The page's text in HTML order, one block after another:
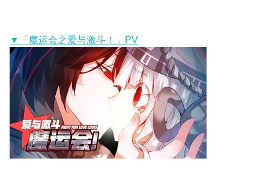
▼「魔运会之爱与激斗！」PV